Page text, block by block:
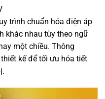
trình chuẩn hóa điện áp
khác nhau tùy theo ngữ
một chiều. Thông
kế để tối ưu hóa tiết